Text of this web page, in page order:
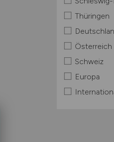
Thüringen
Österreich
Schweiz
Europa